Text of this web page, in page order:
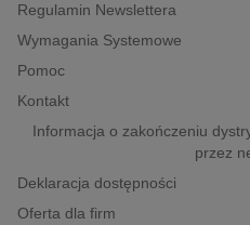
popularno-naukowe
historia
Regulamin Newslettera
Wymagania Systemowe
Pomoc
Kontakt
Informacja o zakończeniu
przez
Deklaracja dostępności
Oferta dla firm